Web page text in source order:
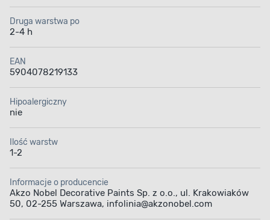
Druga warstwa po
2-4 h
EAN
5904078219133
Hipoalergiczny
nie
Ilość warstw
1-2
Informacje o producencie
Akzo Nobel Decorative Paints Sp. z o.o., ul. Krakowiaków
50, 02-255 Warszawa, infolinia@akzonobel.com